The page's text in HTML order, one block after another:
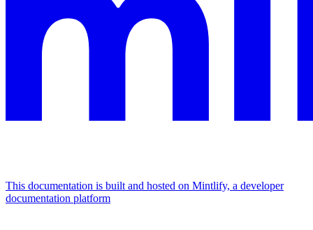
This documentation is built and hosted on Mintlify, a developer
documentation platform